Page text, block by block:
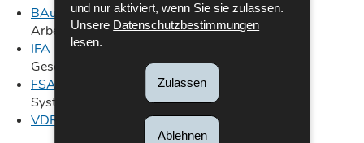
und nur aktiviert, wenn Sie sie zulassen.
Unsere Datenschutzbestimmungen
lesen.
Zulassen
Ablehnen
BAuA
- Bundesanstalt für Arbeitsschutz und
Arbeitsmedizin
IFA - Institut für Arbeitsschutz der Deutschen
Gesetzlichen Unfallversicherung
FSA - Forschungsgesellschaft für angewandte
Systemsicherheit und Arbeitsmedizin
VDRI
- Verein Deutscher Revisionsingenieure